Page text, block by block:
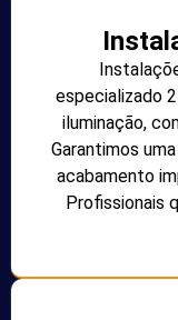
especializado
iluminação,
Garantimos
acabamento
Profissionais